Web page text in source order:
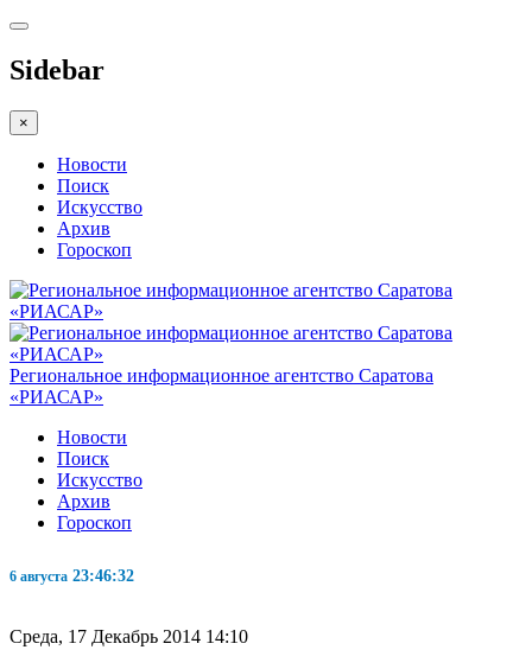
Sidebar
×
Новости
Поиск
Искусство
Архив
Гороскоп
Региональное информационное агентство Саратова
«РИАСАР»
Новости
Поиск
Искусство
Архив
Гороскоп
6 августа 23:46:32
Среда, 17 Декабрь 2014 14:10